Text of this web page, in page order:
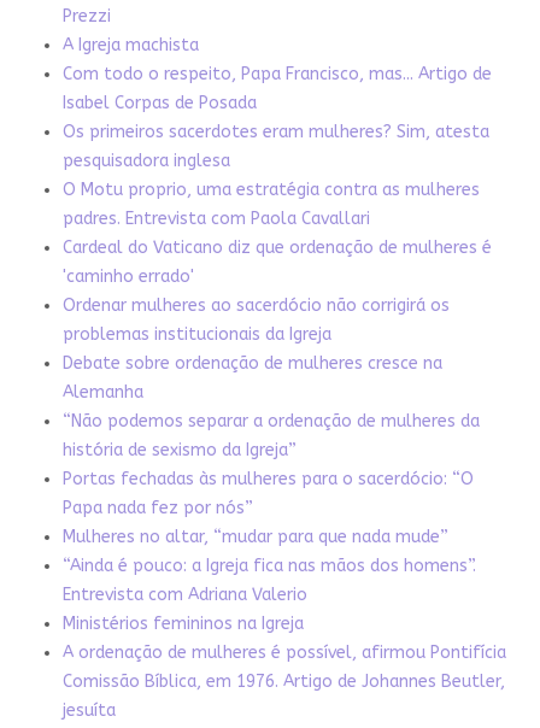
Prezzi
A Igreja machista
Com todo o respeito, Papa Francisco, mas... Artigo de
Isabel Corpas de Posada
Os primeiros sacerdotes eram mulheres? Sim, atesta
pesquisadora inglesa
O Motu proprio, uma estratégia contra as mulheres
padres. Entrevista com Paola Cavallari
Cardeal do Vaticano diz que ordenação de mulheres é
'caminho errado'
Ordenar mulheres ao sacerdócio não corrigirá os
problemas institucionais da Igreja
Debate sobre ordenação de mulheres cresce na
Alemanha
“Não podemos separar a ordenação de mulheres da
história de sexismo da Igreja”
Portas fechadas às mulheres para o sacerdócio: “O
Papa nada fez por nós”
Mulheres no altar, “mudar para que nada mude”
“Ainda é pouco: a Igreja fica nas mãos dos homens”.
Entrevista com Adriana Valerio
Ministérios femininos na Igreja
A ordenação de mulheres é possível, afirmou Pontifícia
Comissão Bíblica, em 1976. Artigo de Johannes Beutler,
jesuíta